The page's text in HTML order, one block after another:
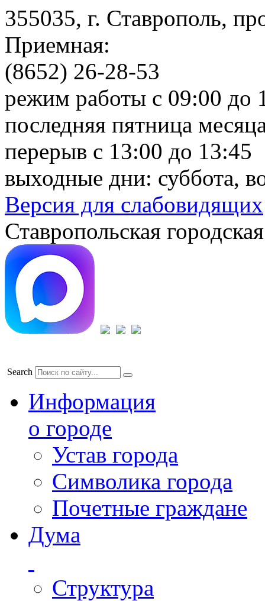
355035, г. Ставрополь,
Приемная:
(8652) 26-28-53
режим работы с 09:00 до
последняя пятница
перерыв с 13:00 до 13:45
выходные дни: суббота,
Версия для слабовидящих
Ставропольская
Search
Информация
о городе
Устав города
Символика города
Почетные граждане
Дума
Структура